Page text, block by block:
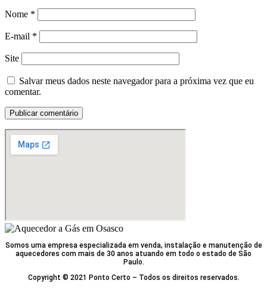
Nome *
E-mail *
Site
Salvar meus dados neste navegador para a próxima vez que eu
comentar.
Somos uma empresa especializada em venda, instalação e manutenção de
aquecedores com mais de 30 anos atuando em todo o estado de São
Paulo.
Copyright © 2021 Ponto Certo – Todos os direitos reservados.